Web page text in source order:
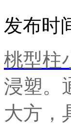
发布时
桃型柱
浸塑。
大方，